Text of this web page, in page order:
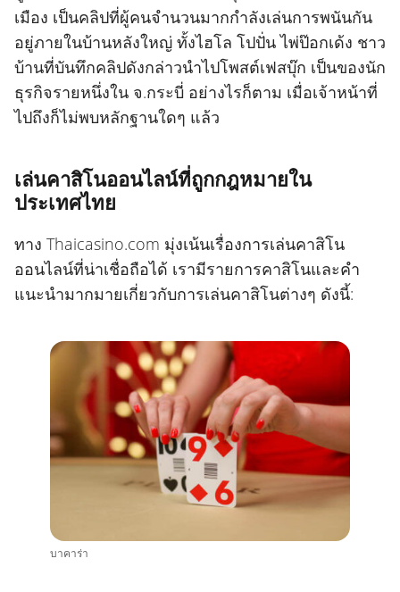
เมือง เป็นคลิปที่ผู้คนจำนวนมากกำลังเล่นการพนันกัน
อยู่ภายในบ้านหลังใหญ่ ทั้งไฮโล โปปั่น ไพ่ป๊อกเด้ง ชาว
บ้านที่บันทึกคลิปดังกล่าวนำไปโพสต์เฟสบุ๊ก เป็นของนัก
ธุรกิจรายหนึ่งใน จ.กระบี่ อย่างไรก็ตาม เมื่อเจ้าหน้าที่
ไปถึงก็ไม่พบหลักฐานใดๆ แล้ว
เล่นคาสิโนออนไลน์ที่ถูกกฎหมายใน
ประเทศไทย
ทาง Thaicasino.com มุ่งเน้นเรื่องการเล่นคาสิโน
ออนไลน์ที่น่าเชื่อถือได้ เรามีรายการคาสิโนและคำ
แนะนำมากมายเกี่ยวกับการเล่นคาสิโนต่างๆ ดังนี้:
บาคาร่า